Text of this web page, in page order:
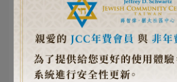
帶給我那麼多想法碰撞的